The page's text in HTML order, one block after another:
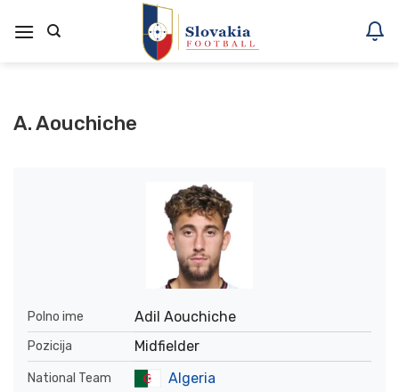
na
A. Aouchiche
Polno ime Adil Aouchiche
Pozicija Midfielder
National Team Algeria